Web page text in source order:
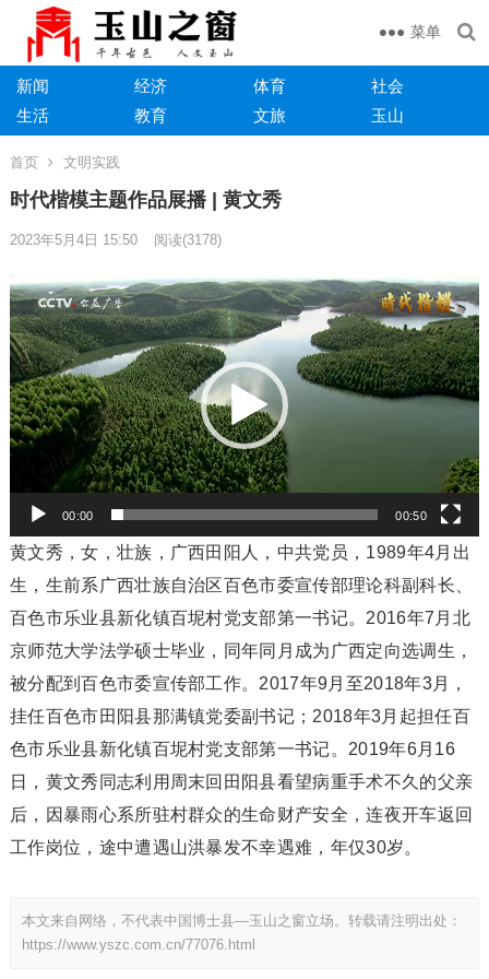
菜单
新闻 经济 体育
社会
生活
教育 文旅 玉山
首页 文明实践
时代楷模主题作品展播 | 黄文秀
2023年5月4日 15:50 阅读(3178)
视
频
播
放
器
00:00 00:50
黄文秀，女，壮族，广西田阳人，中共党员，1989年4月出
生，生前系广西壮族自治区百色市委宣传部理论科副科长、
百色市乐业县新化镇百坭村党支部第一书记。2016年7月北
京师范大学法学硕士毕业，同年同月成为广西定向选调生，
被分配到百色市委宣传部工作。2017年9月至2018年3月，
挂任百色市田阳县那满镇党委副书记；2018年3月起担任百
色市乐业县新化镇百坭村党支部第一书记。2019年6月16
日，黄文秀同志利用周末回田阳县看望病重手术不久的父亲
后，因暴雨心系所驻村群众的生命财产安全，连夜开车返回
工作岗位，途中遭遇山洪暴发不幸遇难，年仅30岁。
本文来自网络，不代表中国博士县—玉山之窗立场。转载请注明出处：
https://www.yszc.com.cn/77076.html